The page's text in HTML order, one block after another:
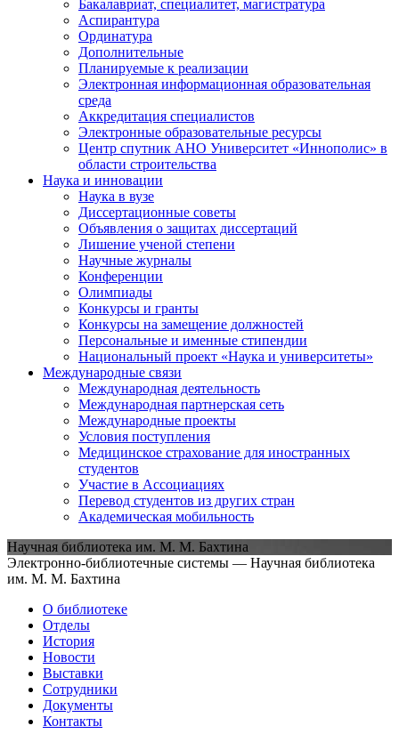
Бакалавриат, специалитет, магистратура
Аспирантура
Ординатура
Дополнительные
Планируемые к реализации
Электронная информационная образовательная
среда
Аккредитация специалистов
Электронные образовательные ресурсы
Центр спутник АНО Университет «Иннополис» в
области строительства
Наука и инновации
Наука в вузе
Диссертационные советы
Объявления о защитах диссертаций
Лишение ученой степени
Научные журналы
Конференции
Олимпиады
Конкурсы и гранты
Конкурсы на замещение должностей
Персональные и именные стипендии
Национальный проект «Наука и университеты»
Международные связи
Международная деятельность
Международная партнерская сеть
Международные проекты
Условия поступления
Медицинское страхование для иностранных
студентов
Участие в Ассоциациях
Перевод студентов из других стран
Академическая мобильность
Научная библиотека им. М. М. Бахтина
Электронно-библиотечные системы — Научная библиотека
им. М. М. Бахтина
О библиотеке
Отделы
История
Новости
Выставки
Сотрудники
Документы
Контакты